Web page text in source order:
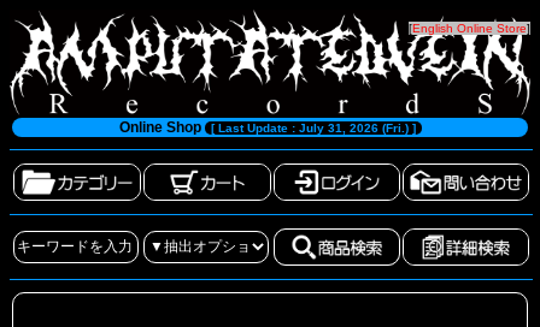
[English Online Store]
Online Shop [ Last Update : July 31, 2026 (Fri.) ]